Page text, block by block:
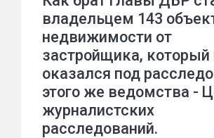
владельцем 143
недвижимости от
застройщика,
оказался под
этого же ведомства -
журналистских
расследований.